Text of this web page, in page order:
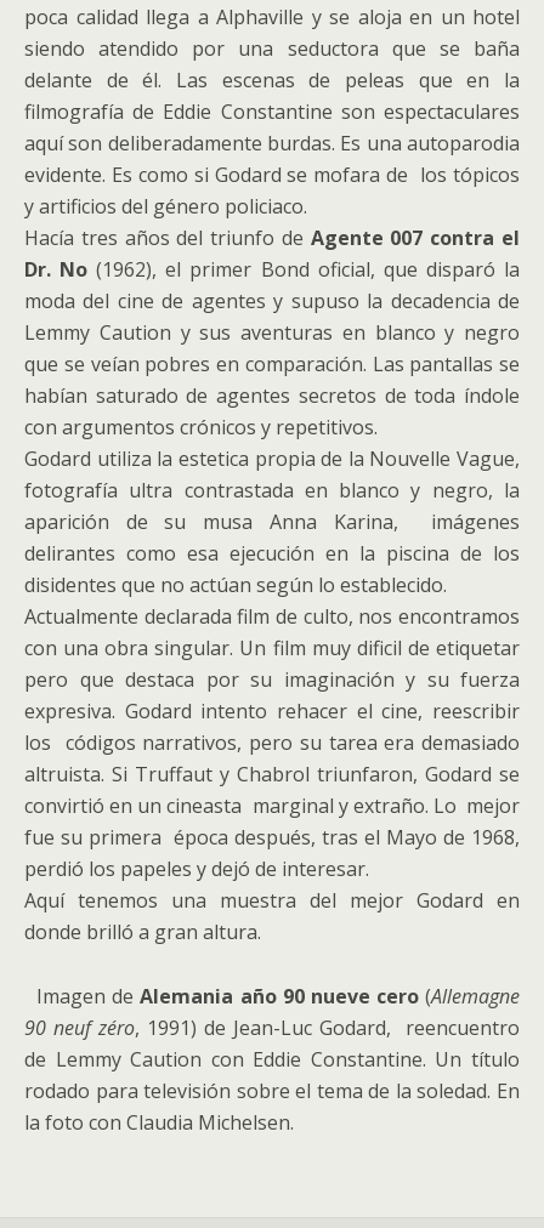
poca calidad llega a Alphaville y se aloja en un hotel
siendo atendido por una seductora que se baña
delante de él. Las escenas de peleas que en la
filmografía de Eddie Constantine son espectaculares
aquí son deliberadamente burdas. Es una autoparodia
evidente. Es como si Godard se mofara de los tópicos
y artificios del género policiaco.
Hacía tres años del triunfo de Agente 007 contra el
Dr. No (1962), el primer Bond oficial, que disparó la
moda del cine de agentes y supuso la decadencia de
Lemmy Caution y sus aventuras en blanco y negro
que se veían pobres en comparación. Las pantallas se
habían saturado de agentes secretos de toda índole
con argumentos crónicos y repetitivos.
Godard utiliza la estetica propia de la Nouvelle Vague,
fotografía ultra contrastada en blanco y negro, la
aparición de su musa Anna Karina, imágenes
delirantes como esa ejecución en la piscina de los
disidentes que no actúan según lo establecido.
Actualmente declarada film de culto, nos encontramos
con una obra singular. Un film muy dificil de etiquetar
pero que destaca por su imaginación y su fuerza
expresiva. Godard intento rehacer el cine, reescribir
los códigos narrativos, pero su tarea era demasiado
altruista. Si Truffaut y Chabrol triunfaron, Godard se
convirtió en un cineasta marginal y extraño. Lo mejor
fue su primera época después, tras el Mayo de 1968,
perdió los papeles y dejó de interesar.
Aquí tenemos una muestra del mejor Godard en
donde brilló a gran altura.
Imagen de Alemania año 90 nueve cero(Allemagne
90 neuf zéro, 1991) de Jean-Luc Godard, reencuentro
de Lemmy Caution con Eddie Constantine. Un título
rodado para televisión sobre el tema de la soledad. En
la foto con Claudia Michelsen.